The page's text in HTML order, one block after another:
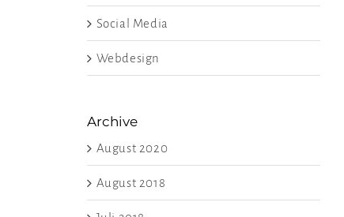
Social Media
Webdesign
Archive
August 2020
August 2018